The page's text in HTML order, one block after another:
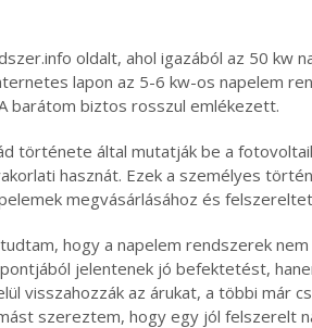
oldalt, ahol igazából az 50 kw
lapon az 5-6 kw-os napelem
barátom biztos rosszul emlékezett.
története által mutatják be a
hasznát. Ezek a személyes
megvásárlásához és
hogy a napelem rendszerek nem
jelentenek jó befektetést,
visszahozzák az árukat, a többi már
szereztem, hogy egy jól felszerelt